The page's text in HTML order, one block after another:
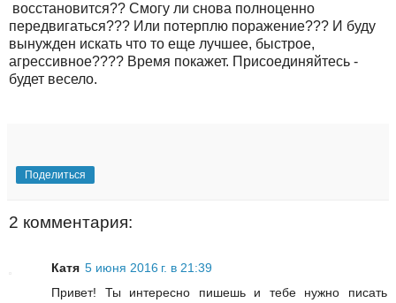
восстановится?? Смогу ли снова полноценно
передвигаться??? Или потерплю поражение??? И буду
вынужден искать что то еще лучшее, быстрое,
агрессивное???? Время покажет. Присоединяйтесь -
будет весело.
Поделиться
2 комментария:
Катя 5 июня 2016 г. в 21:39
Привет! Ты интересно пишешь и тебе нужно писать